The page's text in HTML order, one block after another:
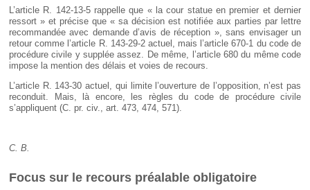
L’article R. 142-13-5 rappelle que « la cour statue en premier et dernier
ressort » et précise que « sa décision est notifiée aux parties par lettre
recommandée avec demande d’avis de réception », sans envisager un
retour comme l’article R. 143-29-2 actuel, mais l’article 670-1 du code de
procédure civile y supplée assez. De même, l’article 680 du même code
impose la mention des délais et voies de recours.
L’article R. 143-30 actuel, qui limite l’ouverture de l’opposition, n’est pas
reconduit. Mais, là encore, les règles du code de procédure civile
s’appliquent (C. pr. civ., art. 473, 474, 571).
C. B.
Focus sur le recours préalable obligatoire